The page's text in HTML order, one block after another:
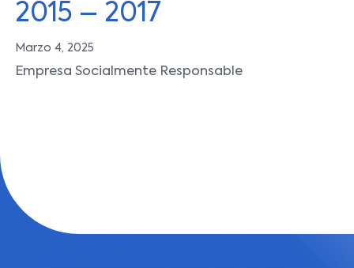
2015 – 2017
Marzo 4, 2025
Empresa Socialmente Responsable